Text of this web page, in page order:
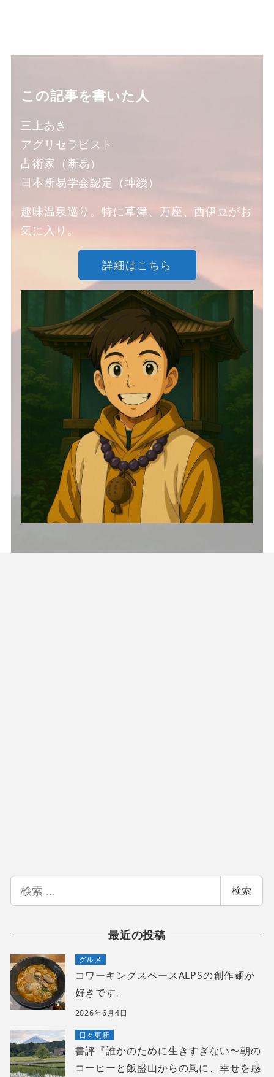
この記事を書いた人
三上あき
アグリセラピスト
占術家（断易）
日本断易学会認定（坤綬）
趣味温泉巡り。特に草津、万座、西伊豆がお
気に入り。
詳細はこちら
索
検索
最近の投稿
グルメ
コワーキングスペースALPSの創作麺が
好きです。
2026年6月4日
日々更新
書評『誰かのために生きすぎない〜朝の
コーヒーと飯盛山からの風に、幸せを感